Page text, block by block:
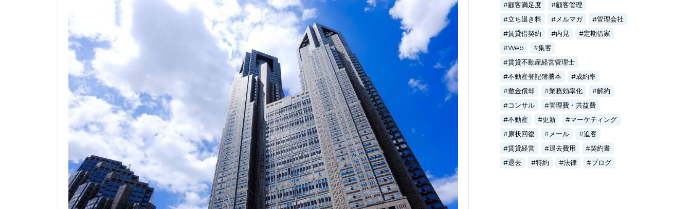
顧客満足度
顧客管理
立ち退き料
メルマガ
管理会社
賃貸借契約
内見
定期借家
Web
集客
賃貸不動産経営管理士
不動産登記簿謄本
成約率
敷金償却
業務効率化
解約
コンサル
管理費・共益費
不動産
更新
マーケティング
原状回復
メール
追客
賃貸経営
退去費用
契約書
退去
特約 法律 ブログ